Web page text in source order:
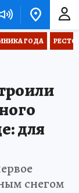
ГОДА
для
снегом